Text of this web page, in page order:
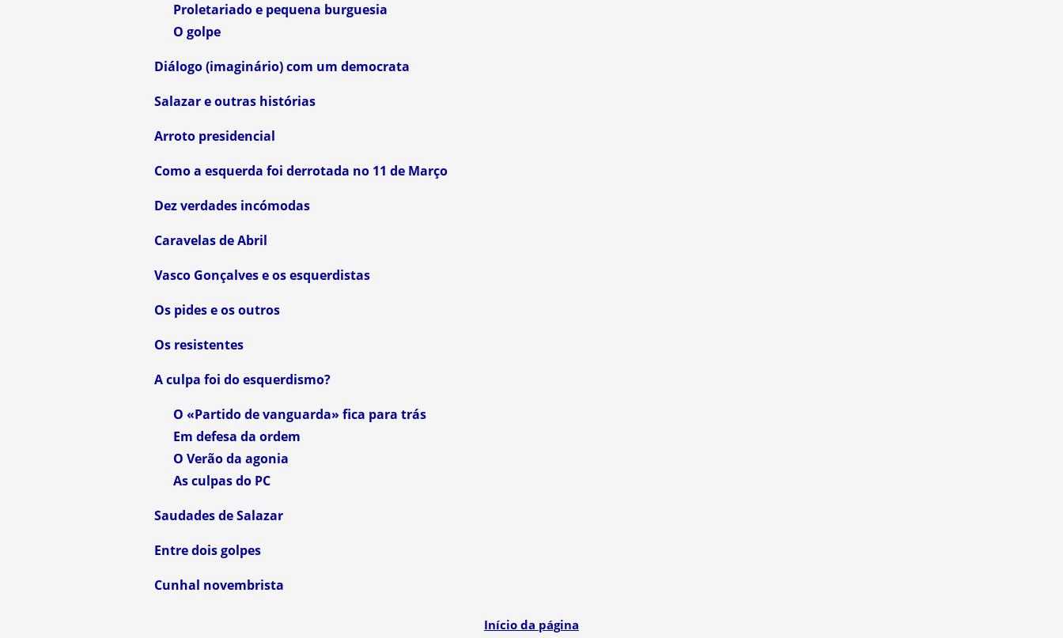
Proletariado e pequena burguesia
O golpe
Diálogo (imaginário) com um democrata
Salazar e outras histórias
Arroto presidencial
Como a esquerda foi derrotada no 11 de Março
Dez verdades incómodas
Caravelas de Abril
Vasco Gonçalves e os esquerdistas
Os pides e os outros
Os resistentes
A culpa foi do esquerdismo?
O «Partido de vanguarda» fica para trás
Em defesa da ordem
O Verão da agonia
As culpas do PC
Saudades de Salazar
Entre dois golpes
Cunhal novembrista
Início da página